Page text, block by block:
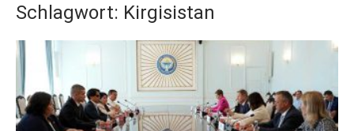
Schlagwort: Kirgisistan